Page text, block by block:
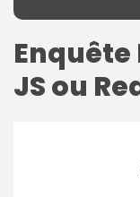
Enquête
JS ou